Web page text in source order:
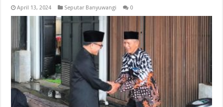
April 13, 2024 Seputar Banyuwangi 0